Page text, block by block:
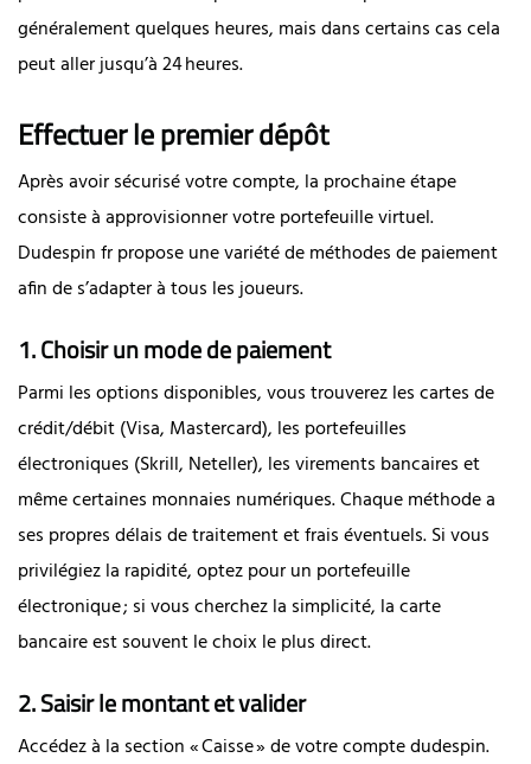
généralement quelques heures, mais dans certains cas cela
peut aller jusqu’à 24 heures.
Effectuer le premier dépôt
Après avoir sécurisé votre compte, la prochaine étape
consiste à approvisionner votre portefeuille virtuel.
Dudespin fr propose une variété de méthodes de paiement
afin de s’adapter à tous les joueurs.
1. Choisir un mode de paiement
Parmi les options disponibles, vous trouverez les cartes de
crédit/débit (Visa, Mastercard), les portefeuilles
électroniques (Skrill, Neteller), les virements bancaires et
même certaines monnaies numériques. Chaque méthode a
ses propres délais de traitement et frais éventuels. Si vous
privilégiez la rapidité, optez pour un portefeuille
électronique ; si vous cherchez la simplicité, la carte
bancaire est souvent le choix le plus direct.
2. Saisir le montant et valider
Accédez à la section « Caisse » de votre compte dudespin.